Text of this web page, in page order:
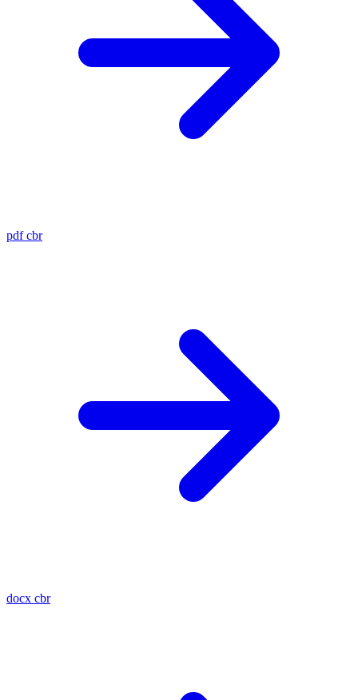
pdf cbr
docx cbr